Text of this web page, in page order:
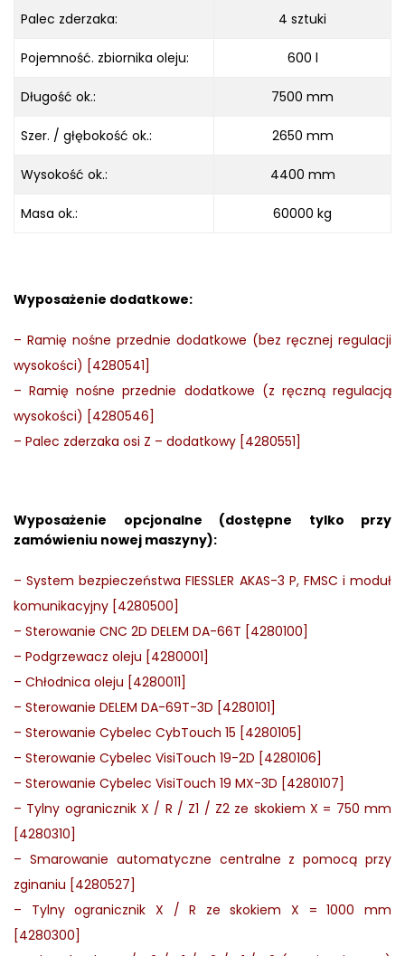
Palec zderzaka: 4 sztuki
Pojemność. zbiornika oleju: 600 l
Długość ok.: 7500 mm
Szer. / głębokość ok.: 2650 mm
Wysokość ok.: 4400 mm
Masa ok.: 60000 kg
Wyposażenie dodatkowe:
– Ramię nośne przednie dodatkowe (bez ręcznej regulacji
wysokości) [4280541]
–Ramię nośne przednie dodatkowe (z ręczną regulacją
wysokości) [4280546]
– Palec zderzaka osi Z – dodatkowy [4280551]
Wyposażenie opcjonalne (dostępne tylko przy
zamówieniu nowej maszyny):
–System bezpieczeństwa FIESSLER AKAS-3 P, FMSC i moduł
komunikacyjny [4280500]
– Sterowanie CNC 2D DELEM DA-66T [4280100]
– Podgrzewacz oleju [4280001]
– Chłodnica oleju [4280011]
– Sterowanie DELEM DA-69T-3D [4280101]
– Sterowanie Cybelec CybTouch 15 [4280105]
– Sterowanie Cybelec VisiTouch 19-2D [4280106]
– Sterowanie Cybelec VisiTouch 19 MX-3D [4280107]
– Tylny ogranicznik X / R / Z1 / Z2 ze skokiem X = 750 mm
[4280310]
– Smarowanie automatyczne centralne z pomocą przy
zginaniu [4280527]
– Tylny ogranicznik X / R ze skokiem X = 1000 mm
[4280300]